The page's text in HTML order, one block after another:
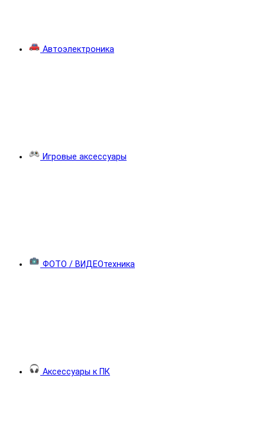
Автоэлектроника
Игровые аксессуары
ФОТО / ВИДЕОтехника
Аксессуары к ПК